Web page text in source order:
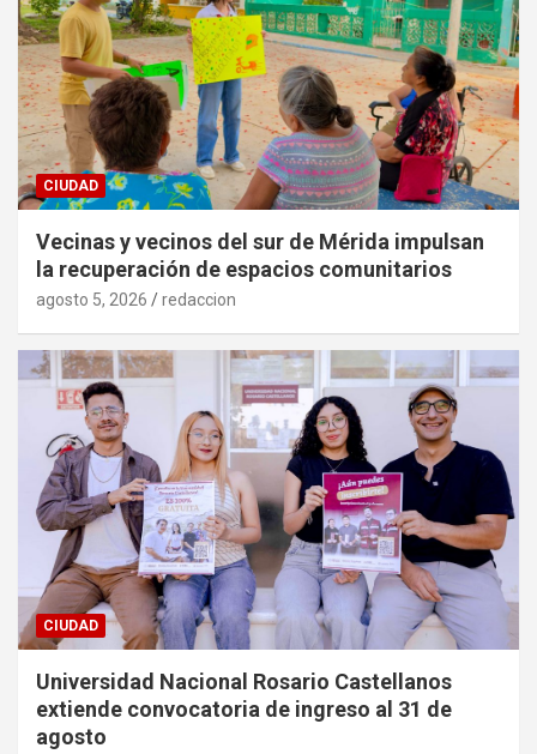
CIUDAD
Vecinas y vecinos del sur de Mérida impulsan
la recuperación de espacios comunitarios
agosto 5, 2026 redaccion
CIUDAD
Universidad Nacional Rosario Castellanos
extiende convocatoria de ingreso al 31 de
agosto